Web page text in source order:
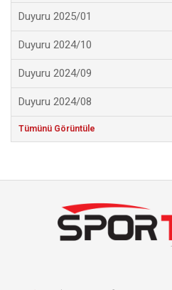
Duyuru 2025/01
Duyuru 2024/10
Duyuru 2024/09
Duyuru 2024/08
Tümünü Görüntüle